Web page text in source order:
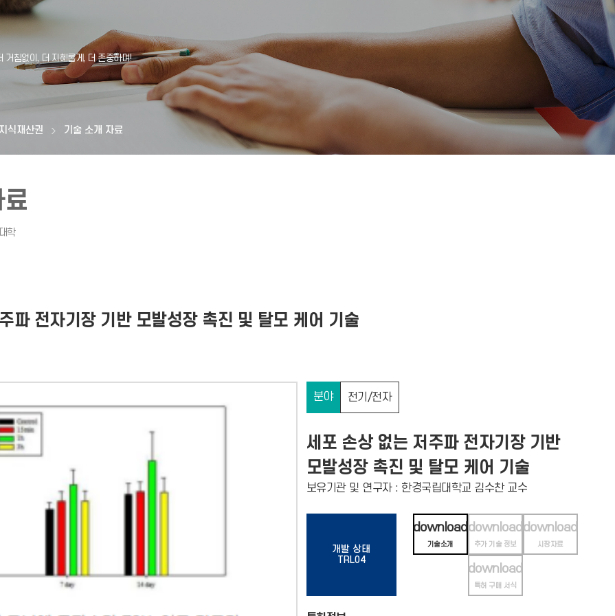
지식재산권 기술 소개 자료
파 전자기장 기반 모발성장 촉진 및 탈모 케어 기술
분야 전기/전자
세포 손상 없는 저주파 전자기장 기반
모발성장 촉진 및 탈모 케어 기술
보유기관 및 연구자 : 한경국립대학교 김수찬 교수
개발 상태
TRL04
download
기술소개
download
추가 기술 정보
download
시장자료
download
특허 구매 서식